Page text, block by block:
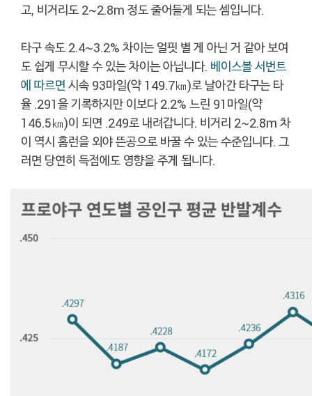
고, 비거리도 2~2.8m 정도 줄어들게 되는 셈입니다.
타구 속도 2.4~3.2% 차이는 얼핏 별 게 아닌 거 같아 보여
도 쉽게 무시할 수 있는 차이는 아닙니다. 베이스볼 서번트
에 따르면 시속 93마일(약 149.7㎞)로 날아간 타구는 타
율 .291을 기록하지만 이보다 2.2% 느린 91마일(약
146.5㎞)이 되면 .249로 내려갑니다. 비거리 2~2.8m 차
이 역시 홈런을 외야 뜬공으로 바꿀 수 있는 수준입니다. 그
러면 당연히 득점에도 영향을 주게 됩니다.